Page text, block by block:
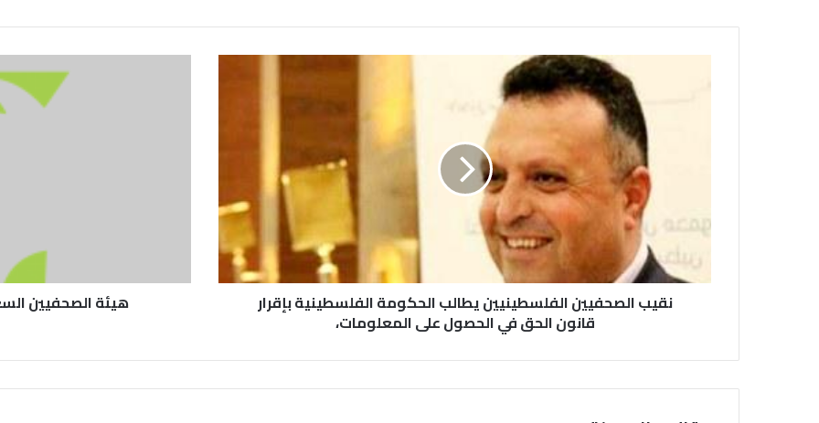
نقيب الصحفيين الفلسطينيين يطالب الحكومة الفلسطينية بإقرار
قانون الحق في الحصول على المعلومات،
هيئة الصحفيين